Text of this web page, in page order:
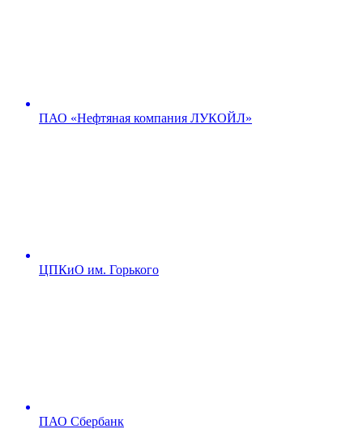
ПАО «Нефтяная компания ЛУКОЙЛ»
ЦПКиО им. Горького
ПАО Сбербанк